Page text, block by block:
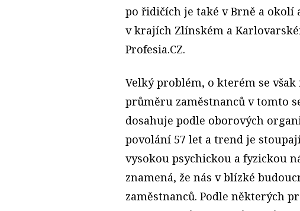
po řidičích je také v Brně a okolí
v krajích Zlínském a
Profesia.CZ.
Velký problém, o kterém se
průměru zaměstnanců v tomto
dosahuje podle oborových
povolání 57 let a trend je
vysokou psychickou a fyzickou
znamená, že nás v blízké
zaměstnanců. Podle některých